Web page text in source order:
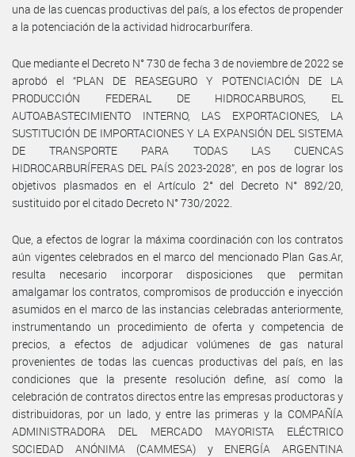
una de las cuencas productivas del país, a los efectos de propender
a la potenciación de la actividad hidrocarburífera.
Que mediante el Decreto N° 730 de fecha 3 de noviembre de 2022 se
aprobó el “PLAN DE REASEGURO Y POTENCIACIÓN DE LA
PRODUCCIÓN FEDERAL DE HIDROCARBUROS, EL
AUTOABASTECIMIENTO INTERNO, LAS EXPORTACIONES, LA
SUSTITUCIÓN DE IMPORTACIONES Y LA EXPANSIÓN DEL SISTEMA
DE TRANSPORTE PARA TODAS LAS CUENCAS
HIDROCARBURÍFERAS DEL PAÍS 2023-2028”, en pos de lograr los
objetivos plasmados en el Artículo 2° del Decreto N° 892/20,
sustituido por el citado Decreto N° 730/2022.
Que, a efectos de lograr la máxima coordinación con los contratos
aún vigentes celebrados en el marco del mencionado Plan Gas.Ar,
resulta necesario incorporar disposiciones que permitan
amalgamar los contratos, compromisos de producción e inyección
asumidos en el marco de las instancias celebradas anteriormente,
instrumentando un procedimiento de oferta y competencia de
precios, a efectos de adjudicar volúmenes de gas natural
provenientes de todas las cuencas productivas del país, en las
condiciones que la presente resolución define, así como la
celebración de contratos directos entre las empresas productoras y
distribuidoras, por un lado, y entre las primeras y la COMPAÑÍA
ADMINISTRADORA DEL MERCADO MAYORISTA ELÉCTRICO
SOCIEDAD ANÓNIMA (CAMMESA) y ENERGÍA ARGENTINA